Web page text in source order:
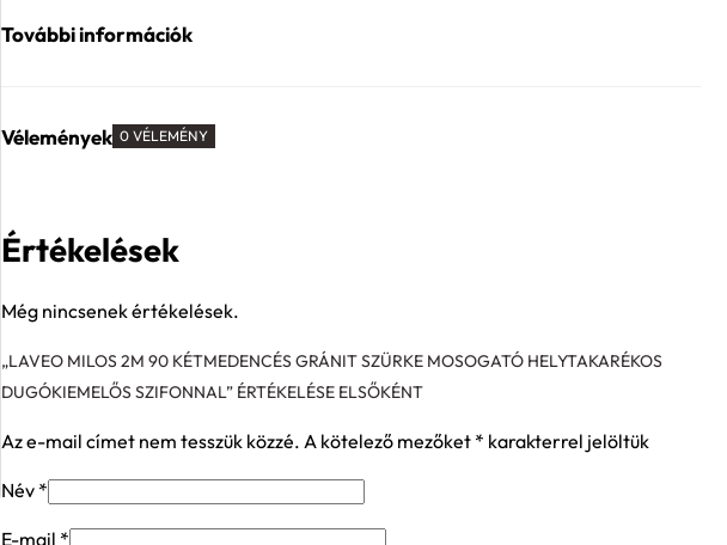
További információk
Vélemények 0 VÉLEMÉNY
Értékelések
Még nincsenek értékelések.
„LAVEO MILOS 2M 90 KÉTMEDENCÉS GRÁNIT SZÜRKE MOSOGATÓ HELYTAKARÉKOS
DUGÓKIEMELŐS SZIFONNAL” ÉRTÉKELÉSE ELSŐKÉNT
Az e-mail címet nem tesszük közzé. A kötelező mezőket * karakterrel jelöltük
Név *
E-mail *